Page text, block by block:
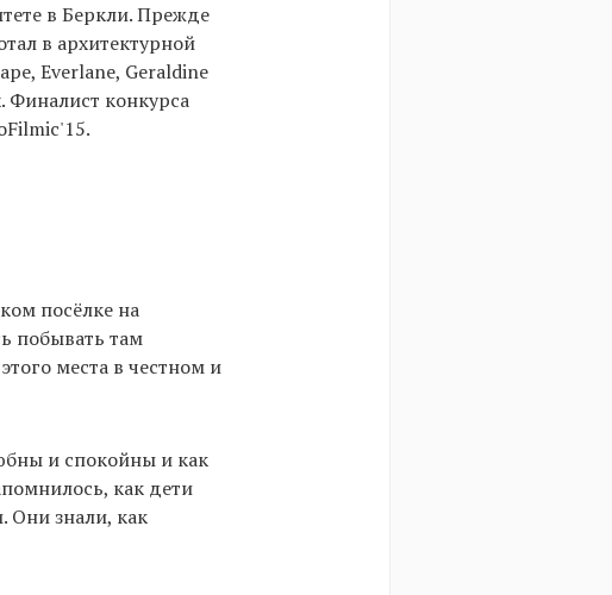
в Беркли. Прежде
в архитектурной
Everlane, Geraldine
Финалист конкурса
посёлке на
побывать там
места в честном и
и спокойны и как
как дети
Они знали, как